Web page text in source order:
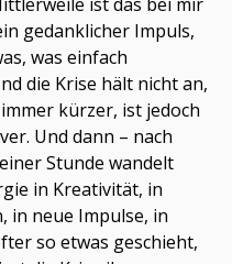
gedanklicher Impuls,
was einfach
die Krise hält nicht an,
kürzer, ist jedoch
Und dann – nach
Stunde wandelt
in Kreativität, in
in neue Impulse, in
so etwas geschieht,